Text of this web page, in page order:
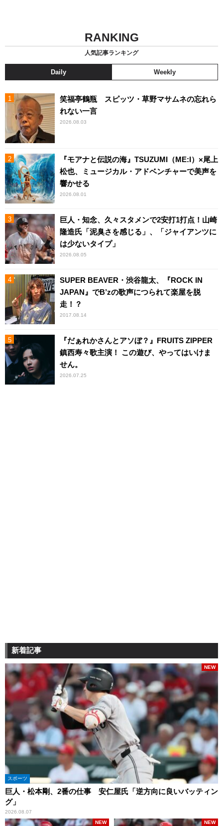
RANKING
人気記事ランキング
Daily Weekly
笑福亭鶴瓶 スピッツ・草野マサムネの忘れら
れない一言
2026.08.03
『モアナと伝説の海』TSUZUMI（ME:I）×尾上
松也、ミュージカル・アドベンチャーで美声を
響かせる
2026.08.01
巨人・知念、久々スタメンで2安打1打点！山崎
隆造氏「泥臭さを感じる」、「ジャイアンツに
は少ないタイプ」
2026.08.05
SUPER BEAVER・渋谷龍太、『ROCK IN
JAPAN』でB’zの歌声につられて楽屋を脱
走！？
2017.08.14
『だぁれかさんとアソぼ？』FRUITS ZIPPER
鎮西寿々歌主演！ この遊び、やってはいけま
せん。
2026.07.25
新着記事
スポーツ
巨人・松本剛、2番の仕事 安仁屋氏「逆方向に良いバッティン
グ」
2026.08.07
NEW
NEW NEW